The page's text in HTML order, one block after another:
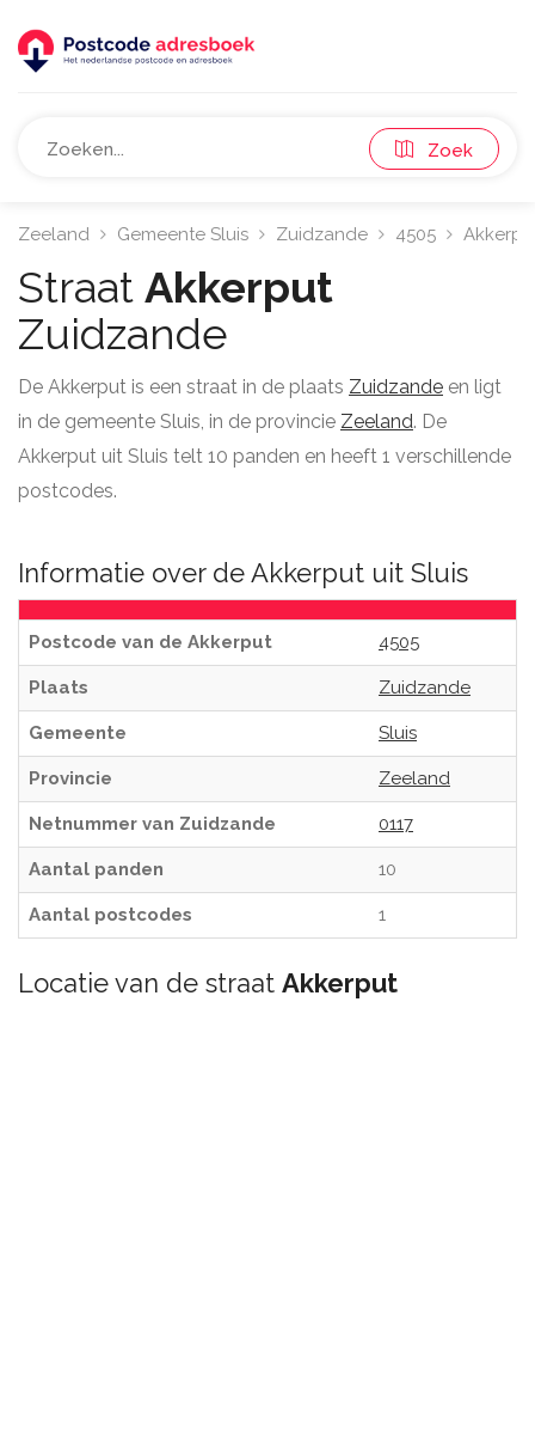
Zoek
Zeeland Gemeente Sluis Zuidzande 4505
Straat Akkerput
Zuidzande
De Akkerput is een straat in de plaats Zuidzande en ligt
in de gemeente Sluis, in de provincie Zeeland. De
Akkerput uit Sluis telt 10 panden en heeft 1 verschillende
postcodes.
Informatie over de Akkerput uit Sluis
Postcode van de Akkerput 4505
Plaats Zuidzande
Gemeente Sluis
Provincie Zeeland
Netnummer van Zuidzande 0117
Aantal panden 10
Aantal postcodes 1
Locatie van de straat Akkerput